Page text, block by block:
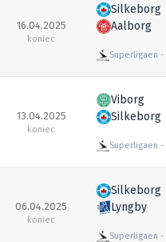
16.04.2025
koniec
Silkeborg
Aalborg
Superligaen
13.04.2025
koniec
Viborg
Silkeborg
Superligaen
06.04.2025
koniec
Silkeborg
Lyngby
Superligaen